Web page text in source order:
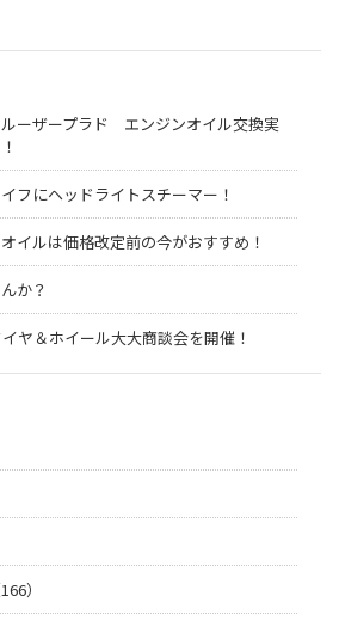
ルーザープラド エンジンオイル交換実
フにヘッドライトスチーマー！
イルは価格改定前の今がおすすめ！
か？
ヤ＆ホイール大大商談会を開催！
）